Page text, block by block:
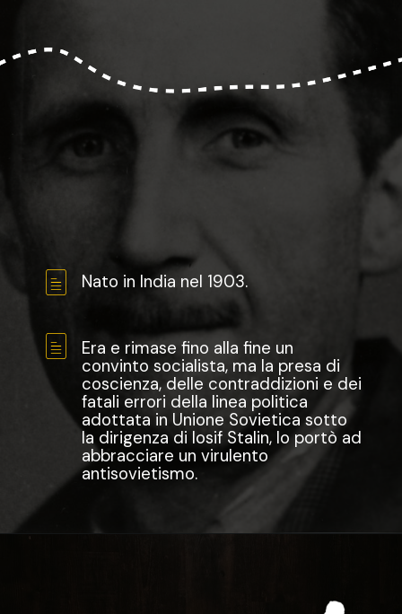
Nato in India nel 1903.
Era e rimase fino alla fine un
convinto socialista, ma la presa di
coscienza, delle contraddizioni e dei
fatali errori della linea politica
adottata in Unione Sovietica sotto
la dirigenza di Iosif Stalin, lo portò ad
abbracciare un virulento
antisovietismo.